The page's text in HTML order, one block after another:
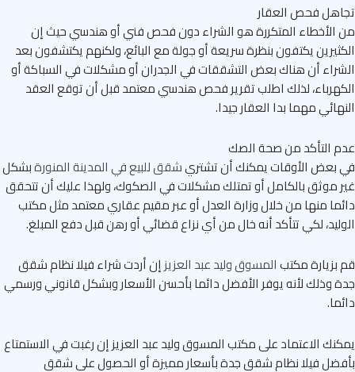
فحص العقار
المتكررة هو الشراء دون فحص فني أو هندسي حيث إن
يكتفون بنظرة سريعة أو جولة مع البائع، ولكنهم يكتشفون بعد
أن هناك بعض التشققات في الجدران أو مشكلات في السباكة أو
لذلك اطلب تقرير فحص هندسي معتمد قبل أن توقع العقد
مهما بدا العقار جيدا.
التأكد من صحة الصك
بعض الأوقات يمكنك أن تشتريشقق للبيع في المدينة المنورةبشكل
موثق بالكامل أو تمتلك مشكلات في الصكوك، ولهذا عليك أن تتحقق
منها من خلال وزارة العدل أو عبر مقيم عقاري معتمد مثل مكتب
لكي تتأكد أنه خال من أي نزاع قضائي أو رهن قبل دفع المبلغ.
مكتبالمسوق وليد عبد العزيزإن أردت شراء فيلا نظام شقق
وذلك لأنه يوفر الأفضل دائما بأحسن الأسعار وبشكل قانوني ورسمي
الاعتماد على مكتب المسوق وليد عبد العزيز إن رغبت في الاستمتاع
فيلا نظام شقق جدة بأسعار مميزة أو الحصول على شقق